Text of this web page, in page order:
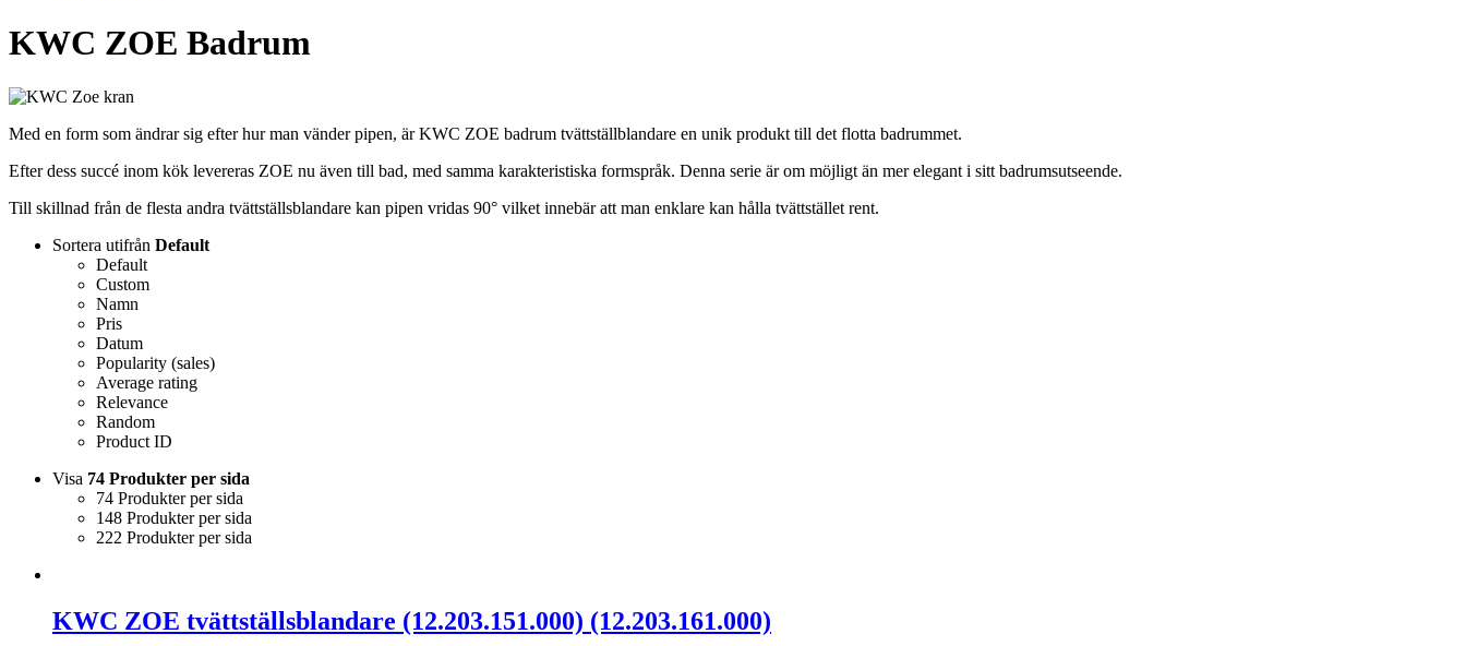
KWC ZOE Badrum
Med en form som ändrar sig efter hur man vänder pipen, är KWC ZOE badrum tvättställblandare en unik produkt till det flotta badrummet.
Efter dess succé inom kök levereras ZOE nu även till bad, med samma karakteristiska formspråk. Denna serie är om möjligt än mer elegant i sitt badrumsutseende.
Till skillnad från de flesta andra tvättställsblandare kan pipen vridas 90° vilket innebär att man enklare kan hålla tvättstället rent.
Sortera utifrån Default
Default
Custom
Namn
Pris
Datum
Popularity (sales)
Average rating
Relevance
Random
Product ID
Visa 74 Produkter per sida
74 Produkter per sida
148 Produkter per sida
222 Produkter per sida
KWC ZOE tvättställsblandare (12.203.151.000) (12.203.161.000)